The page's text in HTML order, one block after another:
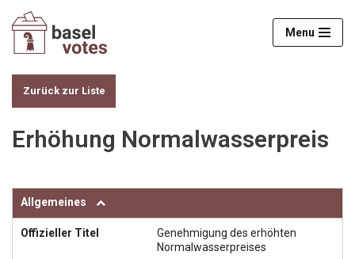
Zum
Menu
Zurück zur Liste
Erhöhung Normalwasserpreis
Allgemeines
Offizieller Titel
Genehmigung des erhöhten
Normalwasserpreises